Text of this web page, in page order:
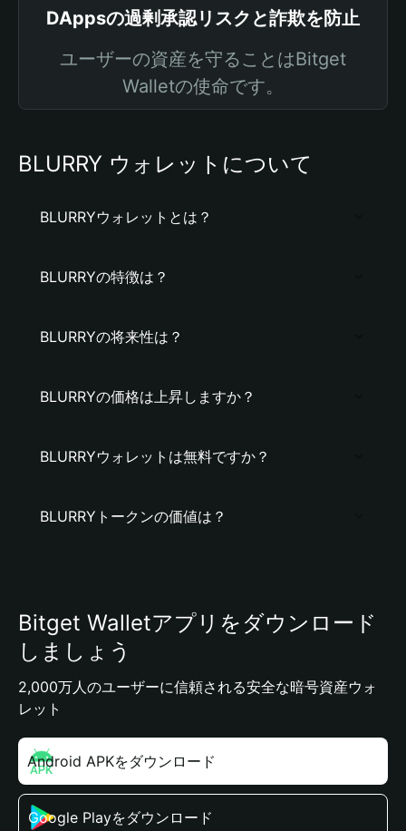
DAppsの過剰承認リスクと詐欺を防止
ユーザーの資産を守ることはBitget
Walletの使命です。
BLURRY ウォレットについて
BLURRYウォレットとは？
BLURRYの特徴は？
BLURRYの将来性は？
BLURRYの価格は上昇しますか？
BLURRYウォレットは無料ですか？
BLURRYトークンの価値は？
Bitget Walletアプリをダウンロード
しましょう
2,000万人のユーザーに信頼される安全な暗号資産ウォ
レット
Android APKをダウンロード
Google Playをダウンロード